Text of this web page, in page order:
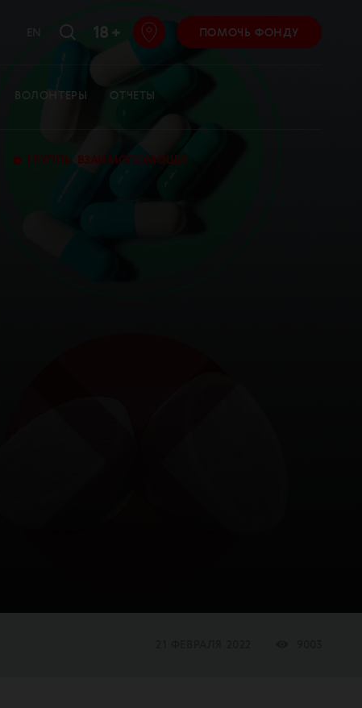
ВОЛОНТЕРЫ ОТЧЕТЫ
• ГРУППЫ ВЗАИМОПОМОЩИ
EN 18 + ПОМОЧЬ ФОНДУ